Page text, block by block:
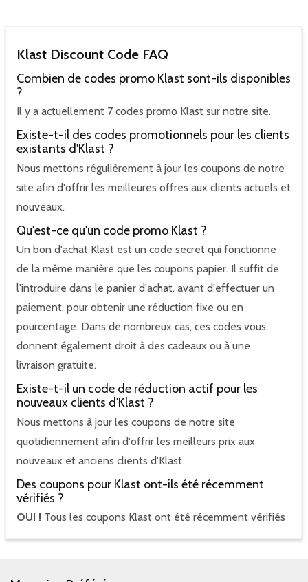
Klast Discount Code FAQ
Combien de codes promo Klast sont-ils disponibles
?
Il y a actuellement 7 codes promo Klast sur notre site.
Existe-t-il des codes promotionnels pour les clients
existants d'Klast ?
Nous mettons régulièrement à jour les coupons de notre
site afin d'offrir les meilleures offres aux clients actuels et
nouveaux.
Qu'est-ce qu'un code promo Klast ?
Un bon d'achat Klast est un code secret qui fonctionne
de la même manière que les coupons papier. Il suffit de
l'introduire dans le panier d'achat, avant d'effectuer un
paiement, pour obtenir une réduction fixe ou en
pourcentage. Dans de nombreux cas, ces codes vous
donnent également droit à des cadeaux ou à une
livraison gratuite.
Existe-t-il un code de réduction actif pour les
nouveaux clients d'Klast ?
Nous mettons à jour les coupons de notre site
quotidiennement afin d'offrir les meilleurs prix aux
nouveaux et anciens clients d'Klast
Des coupons pour Klast ont-ils été récemment
vérifiés ?
OUI ! Tous les coupons Klast ont été récemment vérifiés